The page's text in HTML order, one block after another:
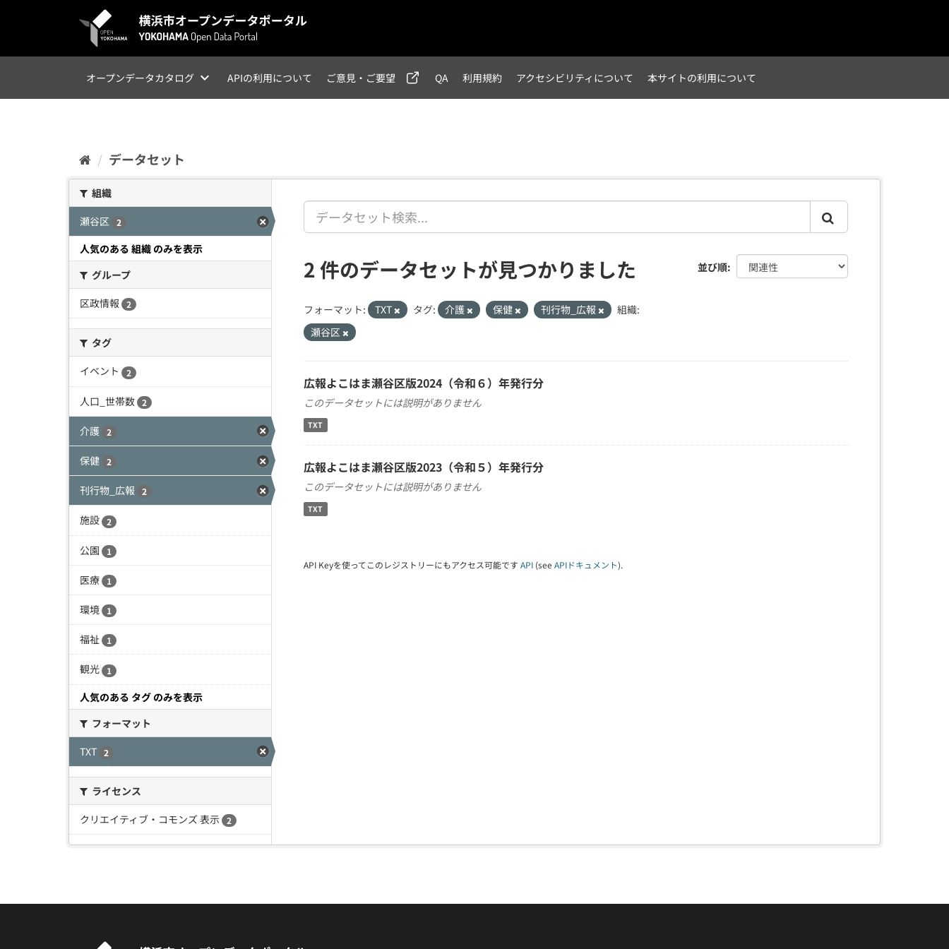
オープンデータカタログ APIの利用について ご意見・ご要望 QA 利用規約 アクセシビリティについて 本サイトの利用について
データセット
組織
瀬谷区 2
人気のある 組織 のみを表示
グループ
区政情報
2
タグ
イベント
2
人口_世帯数 2
介護 2
保健 2
刊行物_広報 2
施設 2
公園 1
医療 1
環境 1
福祉 1
観光 1
人気のある タグ のみを表示
フォーマット
TXT 2
ライセンス
クリエイティブ・コモンズ 表示 2
並び順
2 件のデータセットが見つかりました
フォーマット: TXT タグ: 介護 保健 刊行物_広報
組織:
瀬谷区
広報よこはま瀬谷区版2024（令和６）年発行分
このデータセットには説明がありません
TXT
広報よこはま瀬谷区版2023（令和５）年発行分
このデータセットには説明がありません
TXT
API Keyを使ってこのレジストリーにもアクセス可能です API (see APIドキュメント).